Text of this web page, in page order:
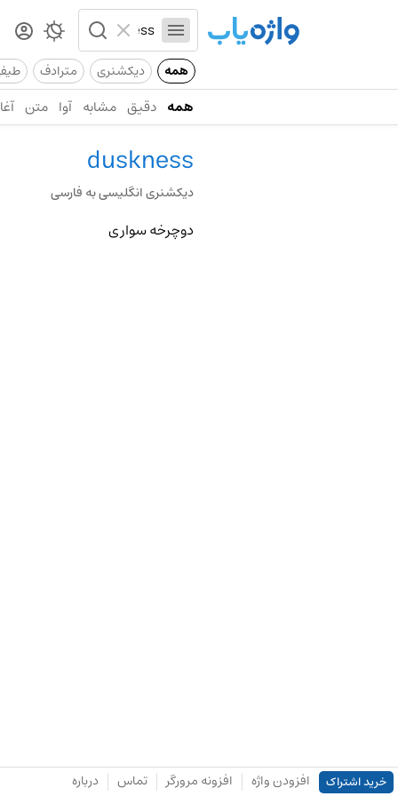
همه دیکشنری مترادف
همه دقیق مشابه آوا متن
duskness
دیکشنری انگلیسی به فارسی
دوچرخه سواری
خرید اشتراک افزودن واژه افزونه مرورگر تماس درباره